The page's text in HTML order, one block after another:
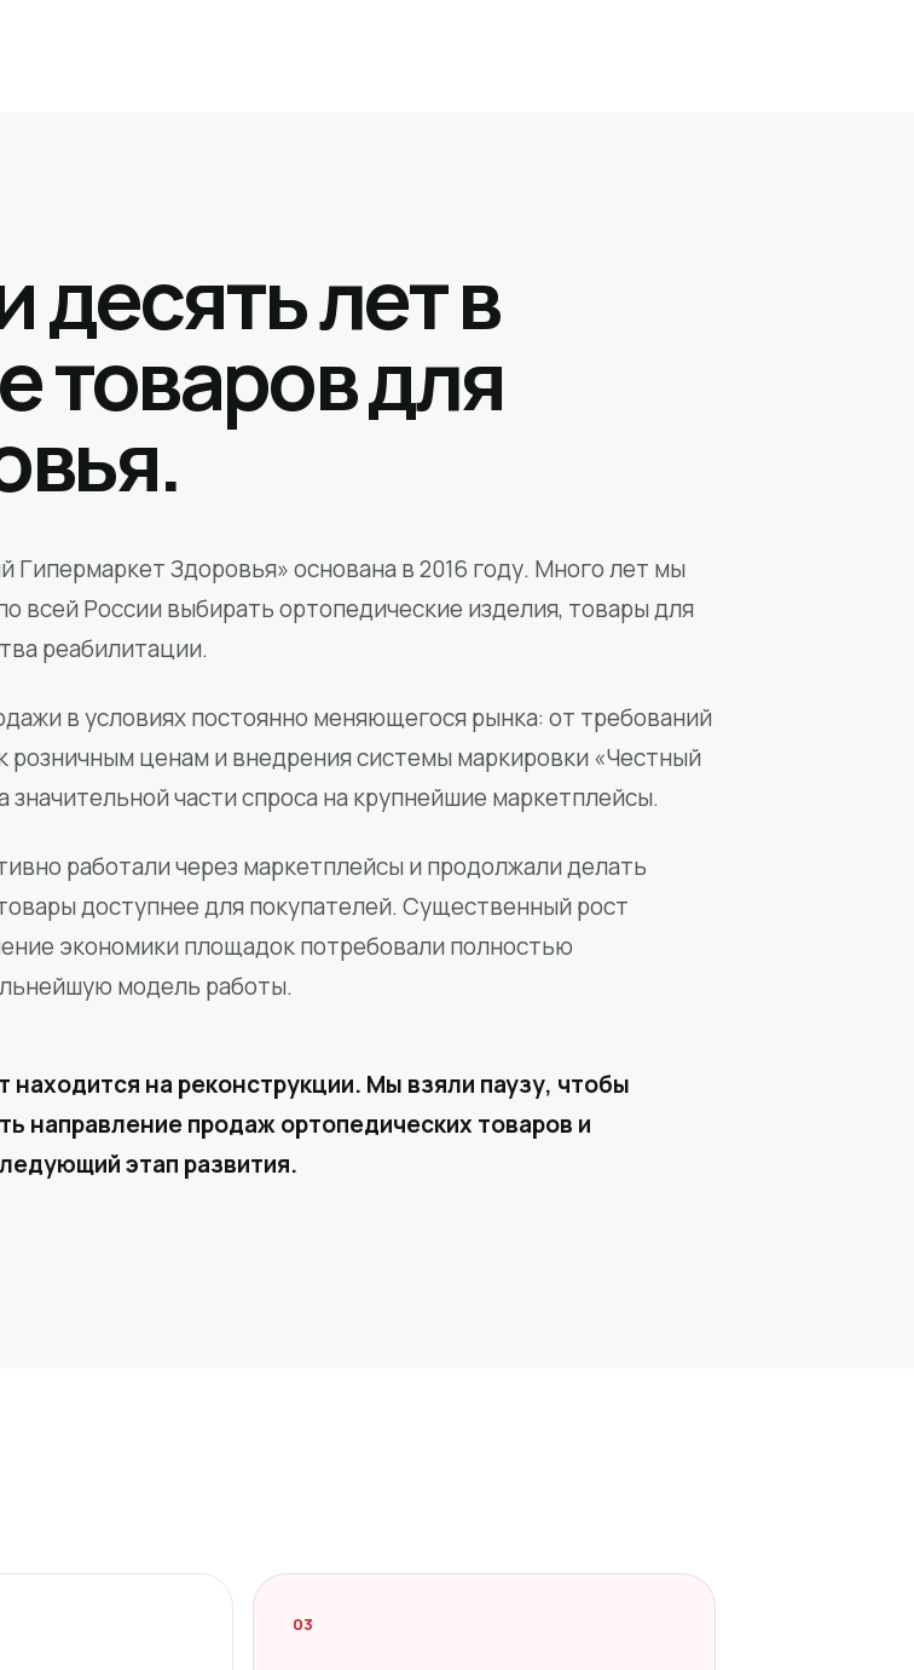
десять лет в
товаров для
Гипермаркет Здоровья» основана в 2016 году. Много лет мы
всей России выбирать ортопедические изделия, товары для
реабилитации.
в условиях постоянно меняющегося рынка: от требований
розничным ценам и внедрения системы маркировки «Честный
значительной части спроса на крупнейшие маркетплейсы.
работали через маркетплейсы и продолжали делать
доступнее для покупателей. Существенный рост
экономики площадок потребовали полностью
модель работы.
находится на реконструкции. Мы взяли паузу, чтобы
направление продаж ортопедических товаров и
этап развития.
03